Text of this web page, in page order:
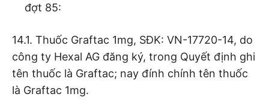
đợt 85:
14.1. Thuốc Graftac 1mg, SĐK: VN-17720-14, do
công ty Hexal AG đăng ký, trong Quyết định ghi
tên thuốc là Graftac; nay đính chính tên thuốc
là Graftac 1mg.